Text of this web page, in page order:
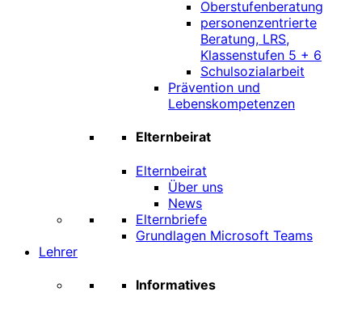
Oberstufenberatung
personenzentrierte
Beratung, LRS,
Klassenstufen 5 + 6
Schulsozialarbeit
Prävention und
Lebenskompetenzen
Elternbeirat
Elternbeirat
Über uns
News
Elternbriefe
Grundlagen Microsoft Teams
Lehrer
Informatives